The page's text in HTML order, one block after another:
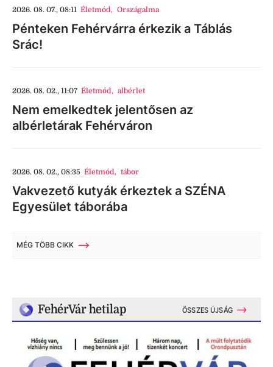
2026. 08. 07., 08:11 Életmód, Országalma
Pénteken Fehérvárra érkezik a Táblás
Srác!
2026. 08. 02., 11:07 Életmód, albérlet
Nem emelkedtek jelentősen az
albérletárak Fehérváron
2026. 08. 02., 08:35 Életmód, tábor
Vakvezető kutyák érkeztek a SZÉNA
Egyesület táborába
MÉG TÖBB CIKK
FehérVár hetilap ÖSSZES ÚJSÁG